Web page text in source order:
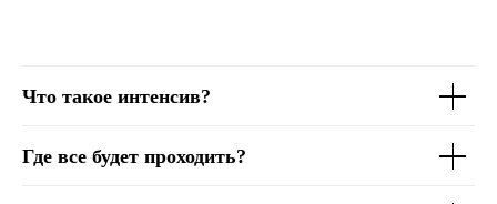
Что такое интенсив?
Где все будет проходить?